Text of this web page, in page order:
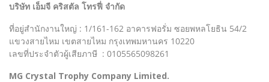
บริษัท เอ็มจี คริสตัล โทรฟี่ จำกัด
ที่อยู่สำนักงานใหญ่ : 1/161-162 อาคารฟอรั่ม ซอยพหลโยธิน 54/2
แขวงสายไหม เขตสายไหม กรุงเทพมหานคร 10220
เลขที่ประจำตัวผู้เสียภาษี : 0105565098261
MG Crystal Trophy Company Limited.